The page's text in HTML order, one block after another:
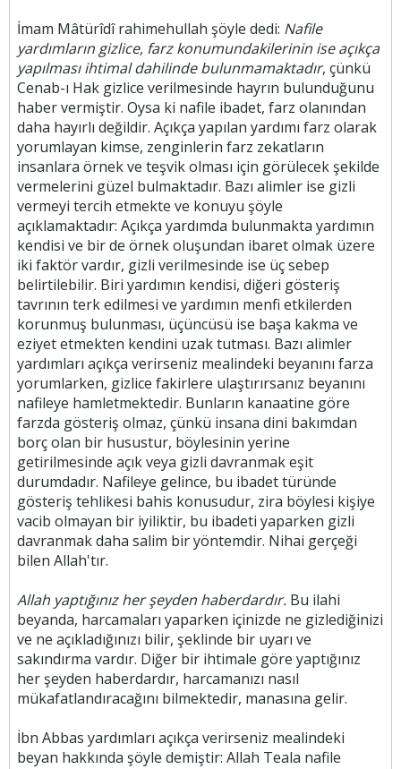
İmam Mâtürîdî rahimehullah şöyle dedi: Nafile
yardımların gizlice, farz konumundakilerinin ise açıkça
yapılması ihtimal dahilinde bulunmamaktadır, çünkü
Cenab-ı Hak gizlice verilmesinde hayrın bulunduğunu
haber vermiştir. Oysa ki nafile ibadet, farz olanından
daha hayırlı değildir. Açıkça yapılan yardımı farz olarak
yorumlayan kimse, zenginlerin farz zekatların
insanlara örnek ve teşvik olması için görülecek şekilde
vermelerini güzel bulmaktadır. Bazı alimler ise gizli
vermeyi tercih etmekte ve konuyu şöyle
açıklamaktadır: Açıkça yardımda bulunmakta yardımın
kendisi ve bir de örnek oluşundan ibaret olmak üzere
iki faktör vardır, gizli verilmesinde ise üç sebep
belirtilebilir. Biri yardımın kendisi, diğeri gösteriş
tavrının terk edilmesi ve yardımın menfi etkilerden
korunmuş bulunması, üçüncüsü ise başa kakma ve
eziyet etmekten kendini uzak tutması. Bazı alimler
yardımları açıkça verirseniz mealindeki beyanını farza
yorumlarken, gizlice fakirlere ulaştırırsanız beyanını
nafileye hamletmektedir. Bunların kanaatine göre
farzda gösteriş olmaz, çünkü insana dini bakımdan
borç olan bir husustur, böylesinin yerine
getirilmesinde açık veya gizli davranmak eşit
durumdadır. Nafileye gelince, bu ibadet türünde
gösteriş tehlikesi bahis konusudur, zira böylesi kişiye
vacib olmayan bir iyiliktir, bu ibadeti yaparken gizli
davranmak daha salim bir yöntemdir. Nihai gerçeği
bilen Allah'tır.
Allah yaptığınız her şeyden haberdardır. Bu ilahi
beyanda, harcamaları yaparken içinizde ne gizlediğinizi
ve ne açıkladığınızı bilir, şeklinde bir uyarı ve
sakındırma vardır. Diğer bir ihtimale göre yaptığınız
her şeyden haberdardır, harcamanızı nasıl
mükafatlandıracağını bilmektedir, manasına gelir.
İbn Abbas yardımları açıkça verirseniz mealindeki
beyan hakkında şöyle demiştir: Allah Teala nafile